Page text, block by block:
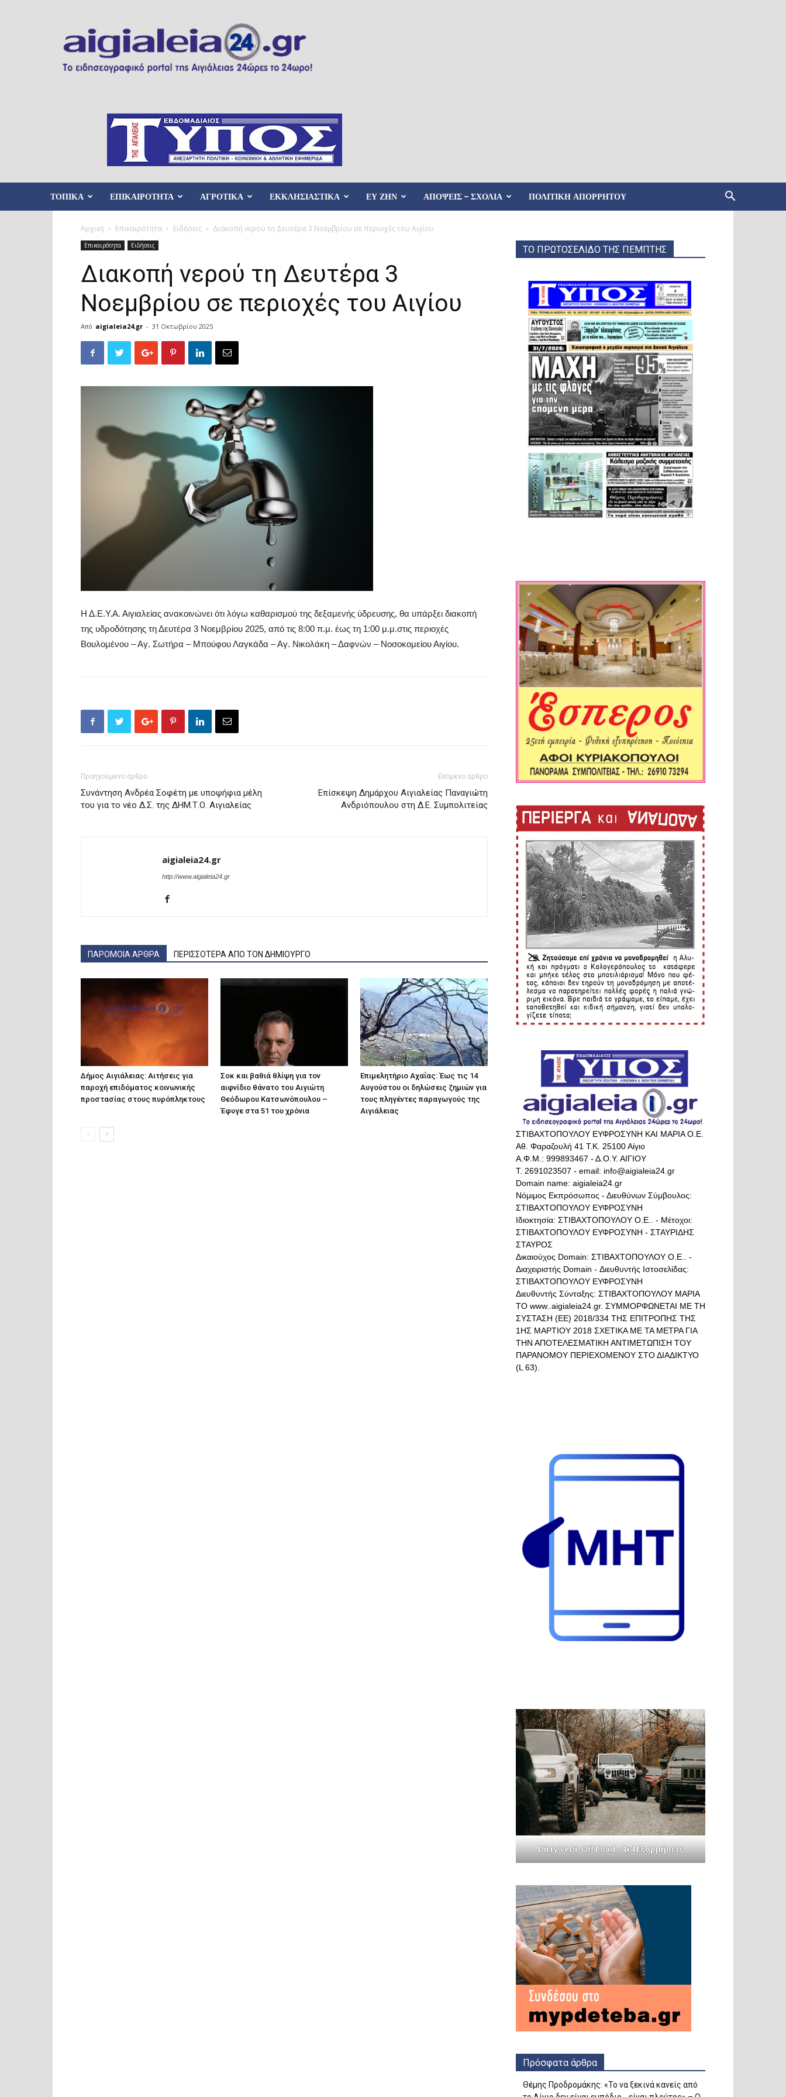
ΤΟΠΙΚΑ ΕΠΙΚΑΙΡΟΤΗΤΑ ΑΓΡΟΤΙΚΑ ΕΚΚΛΗΣΙΑΣΤΙΚΑ ΕΥ ΖΗΝ ΑΠΟΨΕΙΣ – ΣΧΟΛΙΑ ΠΟΛΙΤΙΚΉ ΑΠΟΡΡΉΤΟΥ
Αρχική Επικαιρότητα Ειδήσεις Διακοπή νερού τη Δευτέρα 3 Νοεμβρίου σε περιοχές του Αιγίου
Επικαιρότητα Ειδήσεις
Διακοπή νερού τη Δευτέρα 3
Νοεμβρίου σε περιοχές του Αιγίου
Από aigialeia24.gr - 31 Οκτωβρίου 2025
​Η Δ.Ε.Υ.Α. Αιγιαλείας ανακοινώνει ότι λόγω καθαρισμού της δεξαμενής ύδρευσης, θα υπάρξει διακοπή
της υδροδότησης τη Δευτέρα 3 Νοεμβρίου 2025, από τις 8:00 π.μ. έως τη 1:00 μ.μ.στις περιοχές
Βουλομένου – Αγ. Σωτήρα – Μπούφου Λαγκάδα – Αγ. Νικολάκη – Δαφνών – Νοσοκομείου Αιγίου.​
Προηγούμενο άρθρο
Συνάντηση Ανδρέα Σοφέτη με υποψήφια μέλη
του για το νέο Δ.Σ. της ΔΗΜ.Τ.Ο. Αιγιαλείας
Επόμενο άρθρο
Επίσκεψη Δημάρχου Αιγιαλείας Παναγιώτη
Ανδριόπουλου στη Δ.Ε. Συμπολιτείας
aigialeia24.gr
http://www.aigialeia24.gr
ΠΑΡΟΜΟΙΑ ΑΡΘΡΑ ΠΕΡΙΣΣΟΤΕΡΑ ΑΠΟ ΤΟΝ ΔΗΜΙΟΥΡΓΟ
Δήμος Αιγιάλειας: Αιτήσεις για
παροχή επιδόματος κοινωνικής
προστασίας στους πυρόπληκτους
Σοκ και βαθιά θλίψη για τον
αιφνίδιο θάνατο του Αιγιώτη
Θεόδωρου Κατσωνόπουλου –
Έφυγε στα 51 του χρόνια
Επιμελητήριο Αχαΐας: Έως τις 14
Αυγούστου οι δηλώσεις ζημιών για
τους πληγέντες παραγωγούς της
Αιγιάλειας
ΤΟ ΠΡΩΤΟΣΕΛΙΔΟ ΤΗΣ ΠΕΜΠΤΗΣ
ΣΤΙΒΑΧΤΟΠΟΥΛΟΥ ΕΥΦΡΟΣΥΝΗ ΚΑΙ ΜΑΡΙΑ Ο.Ε.
Αθ. Φαραζουλή 41 Τ.Κ. 25100 Αίγιο
Α.Φ.Μ.: 999893467 - Δ.Ο.Υ. ΑΙΓΙΟΥ
Τ. 2691023507 - email: info@aigialeia24.gr
Domain name: aigialeia24.gr
Νόμιμος Εκπρόσωπος - Διευθύνων Σύμβουλος:
ΣΤΙΒΑΧΤΟΠΟΥΛΟΥ ΕΥΦΡΟΣΥΝΗ
Ιδιοκτησία: ΣΤΙΒΑΧΤΟΠΟΥΛΟΥ Ο.Ε.. - Μέτοχοι:
ΣΤΙΒΑΧΤΟΠΟΥΛΟΥ ΕΥΦΡΟΣΥΝΗ - ΣΤΑΥΡΙΔΗΣ
ΣΤΑΥΡΟΣ
Δικαιούχος Domain: ΣΤΙΒΑΧΤΟΠΟΥΛΟΥ Ο.Ε.. -
Διαχειριστής Domain - Διευθυντής Ιστοσελίδας:
ΣΤΙΒΑΧΤΟΠΟΥΛΟΥ ΕΥΦΡΟΣΥΝΗ
Διευθυντής Σύνταξης: ΣΤΙΒΑΧΤΟΠΟΥΛΟΥ ΜΑΡΙΑ
ΤΟ www..aigialeia24.gr. ΣΥΜΜΟΡΦΩΝΕΤΑΙ ΜΕ ΤΗ
ΣΥΣΤΑΣΗ (ΕΕ) 2018/334 ΤΗΣ ΕΠΙΤΡΟΠΗΣ ΤΗΣ
1ΗΣ ΜΑΡΤΙΟΥ 2018 ΣΧΕΤΙΚΑ ΜΕ ΤΑ ΜΕΤΡΑ ΓΙΑ
ΤΗΝ ΑΠΟΤΕΛΕΣΜΑΤΙΚΗ ΑΝΤΙΜΕΤΩΠΙΣΗ ΤΟΥ
ΠΑΡΑΝΟΜΟΥ ΠΕΡΙΕΧΟΜΕΝΟΥ ΣΤΟ ΔΙΑΔΙΚΤΥΟ
(L 63).
Dirty VeDi, Off Road - 4x4 Εξορμήσεις
Πρόσφατα άρθρα
Θέμης Προδρομάκης: «Το να ξεκινά κανείς από